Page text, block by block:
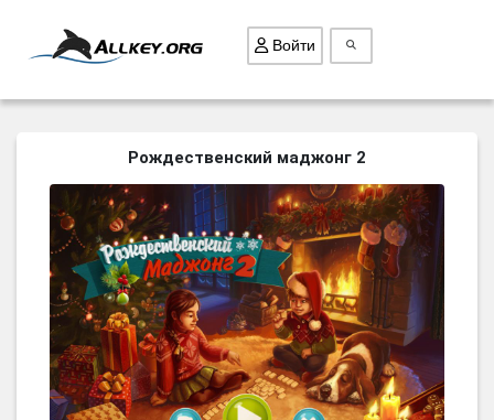
ПОИСК ПРЕДМЕТОВ
ГОЛОВОЛОМКИ
БИЗНЕС
ТРИ-В-РЯД
СТРАТЕГИИ
СТРЕЛЯЛКИ
КВЕСТ
Войти
Рождественский маджонг 2